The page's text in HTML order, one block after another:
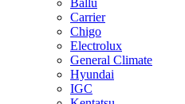
Carrier
Chigo
Electrolux
General Climate
Hyundai
IGC